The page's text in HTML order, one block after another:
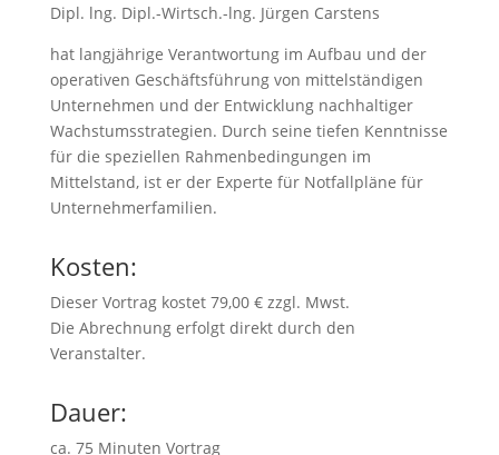
Dipl. lng. Dipl.-Wirtsch.-lng. Jürgen Carstens
hat langjährige Verantwortung im Aufbau und der
operativen Geschäftsführung von mittelständigen
Unternehmen und der Entwicklung nachhaltiger
Wachstumsstrategien. Durch seine tiefen Kenntnisse
für die speziellen Rahmenbedingungen im
Mittelstand, ist er der Experte für Notfallpläne für
Unternehmerfamilien.
Kosten:
Dieser Vortrag kostet 79,00 € zzgl. Mwst.
Die Abrechnung erfolgt direkt durch den
Veranstalter.
Dauer:
ca. 75 Minuten Vortrag